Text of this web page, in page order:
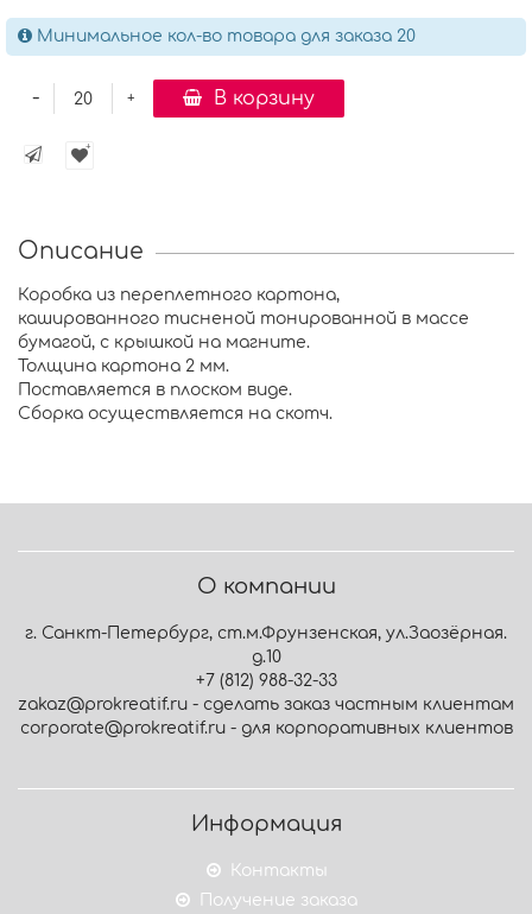
Минимальное кол-во товара для заказа 20
+
- В корзину
Описание
Коробка из переплетного картона,
кашированного тисненой тонированной в массе
бумагой, с крышкой на магните.
Толщина картона 2 мм.
Поставляется в плоском виде.
Сборка осуществляется на скотч.
О компании
г. Санкт-Петербург, ст.м.Фрунзенская, ул.Заозёрная.
д.10
+7 (812) 988-32-33
zakaz@prokreatif.ru - сделать заказ частным клиентам
corporate@prokreatif.ru - для корпоративных клиентов
Информация
Контакты
Получение заказа